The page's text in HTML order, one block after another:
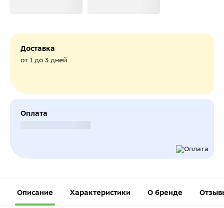
Доставка
от 1 до 3 дней
Оплата
Описание Характеристики О бренде